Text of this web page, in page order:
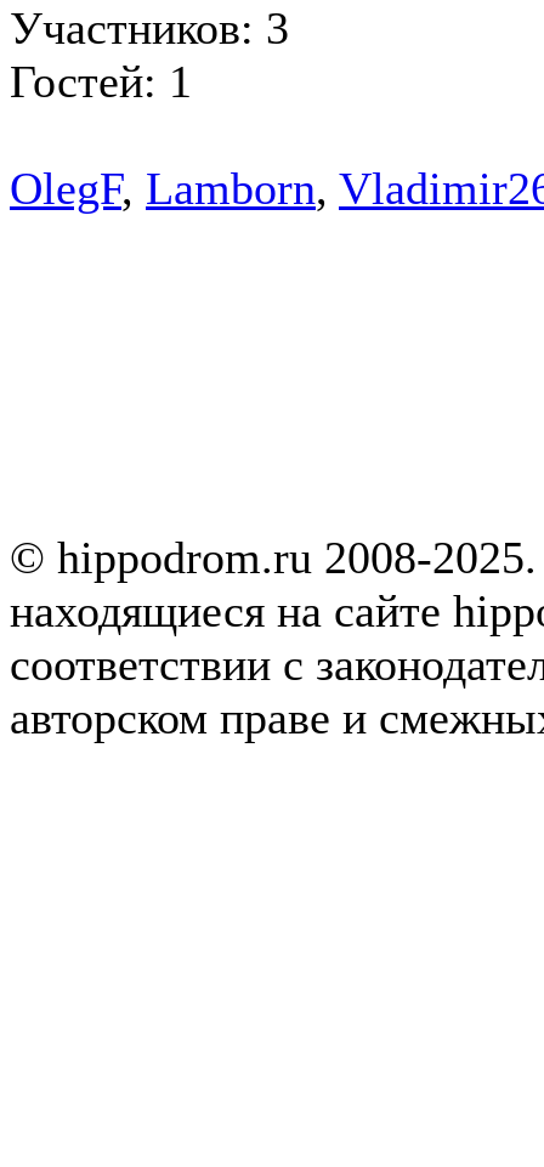
Участников: 3
Гостей: 1
OlegF, Lamborn,
© hippodrom.ru 2008-
находящиеся на сайте
соответствии с
авторском праве и